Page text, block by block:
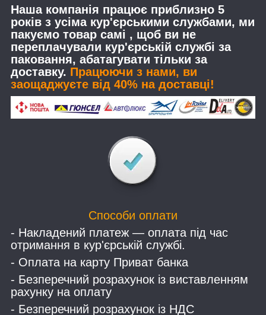
Наша компанія працює приблизно 5
років з усіма кур'єрськими службами, ми
пакуємо товар самі , щоб ви не
переплачували кур'єрській службі за
паковання, абатагувати тільки за
доставку. Працюючи з нами, ви
заощаджуєте від 40% на доставці!
Способи оплати
- Накладений платеж — оплата під час
отримання в кур'єрській службі.
- Оплата на карту Приват банка
- Безперечний розрахунок із виставленням
рахунку на оплату
- Безперечний розрахунок із НДС